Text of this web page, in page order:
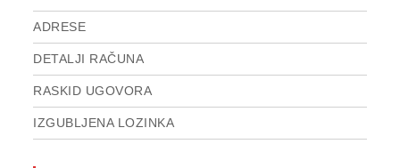
ADRESE
DETALJI RAČUNA
RASKID UGOVORA
IZGUBLJENA LOZINKA